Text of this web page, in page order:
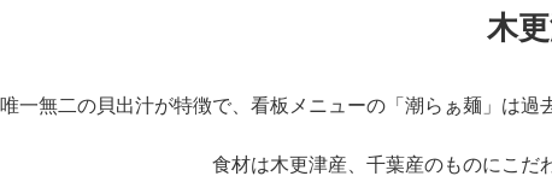
木
唯一無二の貝出汁が特徴で、看板メニューの「潮らぁ麺」は
食材は木更津産、千葉産のものにこだ